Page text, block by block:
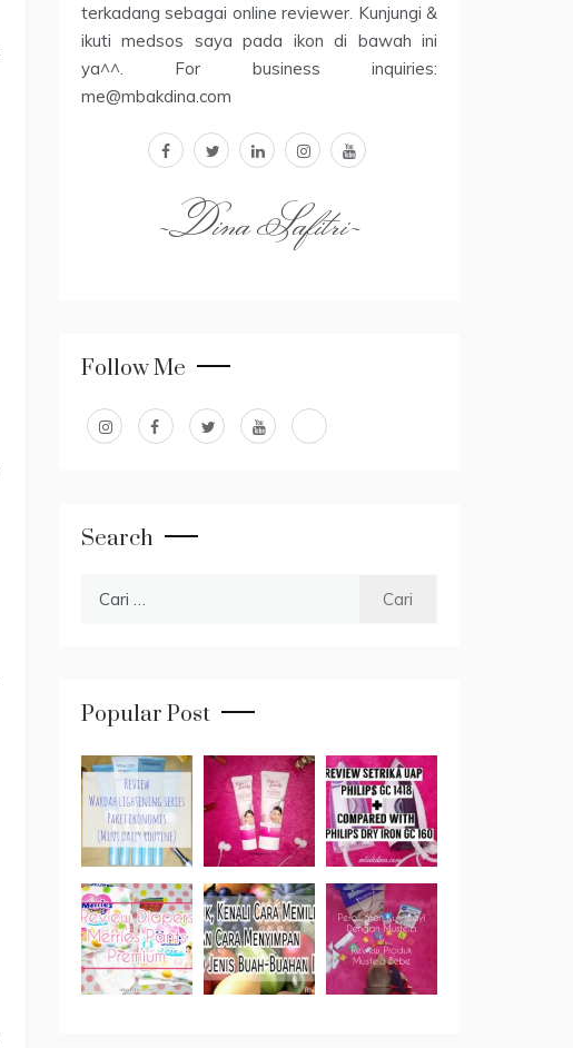
terkadang sebagai online reviewer. Kunjungi &
ikuti medsos saya pada ikon di bawah ini
ya^^. For business inquiries:
me@mbakdina.com
facebooktwitterlinkedininstagram
youtube
~Dina Safitri~
Follow Me
Search
Popular Post